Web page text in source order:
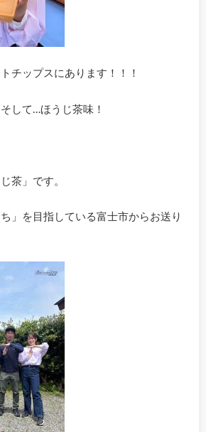
チップスにあります！！！
して…ほうじ茶味！
茶」です。
」を目指している富士市からお送り